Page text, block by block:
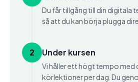
Du får tillgång till din digitala
så att du kan börja plugga
2 Under kursen
Vi håller ett högt tempo med
körlektioner per dag. Du